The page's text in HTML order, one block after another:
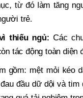
từ đó làm tăng
trẻ.
thiếu ngủ:Các
tác động toàn diện
gồm: mệt mỏi kéo
đầu dữ dội và